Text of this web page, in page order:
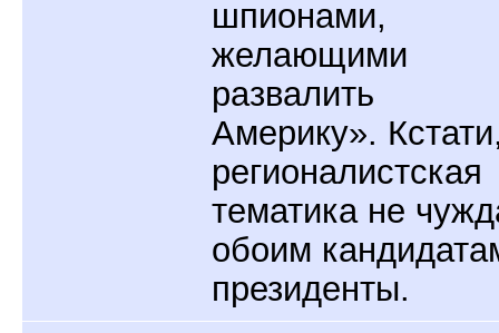
шпионами,
желающими
развалить
Америку».
регионалистская
тематика не
обоим
президенты.